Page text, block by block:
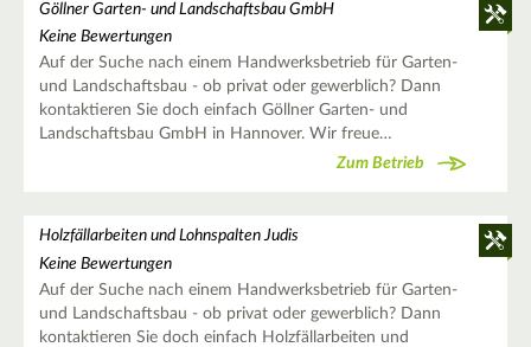
Göllner Garten- und Landschaftsbau GmbH
Keine Bewertungen
Auf der Suche nach einem Handwerksbetrieb für Garten-
und Landschaftsbau - ob privat oder gewerblich? Dann
kontaktieren Sie doch einfach Göllner Garten- und
Landschaftsbau GmbH in Hannover. Wir freue…
Zum Betrieb
Holzfällarbeiten und Lohnspalten Judis
Keine Bewertungen
Auf der Suche nach einem Handwerksbetrieb für Garten-
und Landschaftsbau - ob privat oder gewerblich? Dann
kontaktieren Sie doch einfach Holzfällarbeiten und